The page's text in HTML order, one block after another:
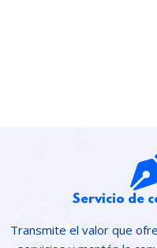
Servicio de
Transmite el valor que